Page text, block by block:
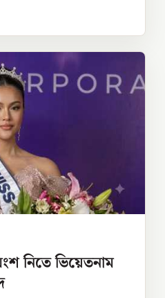
নিতে ভিয়েতনাম